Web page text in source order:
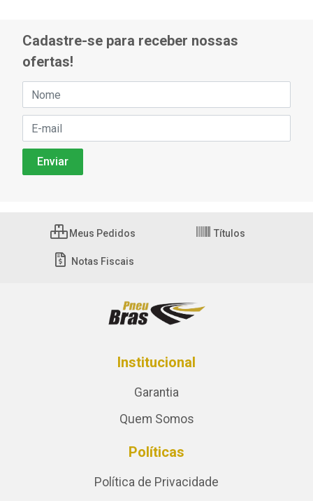
Cadastre-se para receber nossas
ofertas!
Meus Pedidos Títulos
Notas Fiscais
Institucional
Garantia
Quem Somos
Políticas
Política de Privacidade